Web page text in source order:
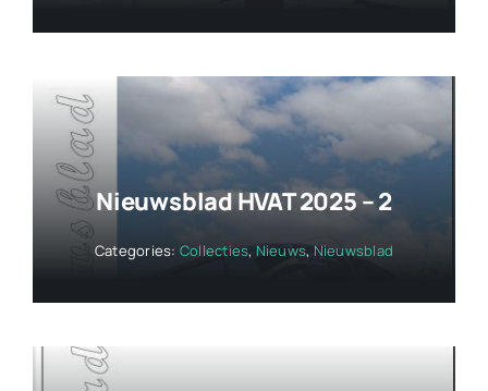
Nieuwsblad HVAT 2025 – 2
Categories: Collecties, Nieuws, Nieuwsblad